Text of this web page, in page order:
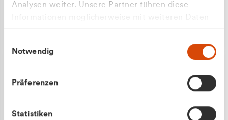
Analysen weiter. Unsere Partner führen diese
zusammen, die Sie ihnen bereitgestellt haben oder
gesammelt haben.
Notwendig
Präferenzen
Statistiken
Zu welcher Kundengruppe
Apilash Balanesan